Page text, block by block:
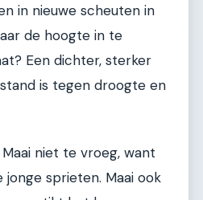
in nieuwe scheuten in
de hoogte in te
Een dichter, sterker
is tegen droogte en
niet te vroeg, want
jonge sprieten. Maai ook